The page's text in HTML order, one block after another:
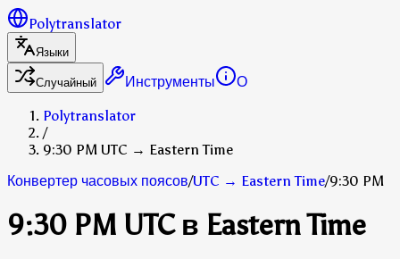
Polytranslator
Языки
Случайный
Инструменты
О
Polytranslator
/
9:30 PM UTC → Eastern Time
Конвертер часовых поясов/UTC → Eastern Time/9:30 PM
9:30 PM UTC в Eastern Time